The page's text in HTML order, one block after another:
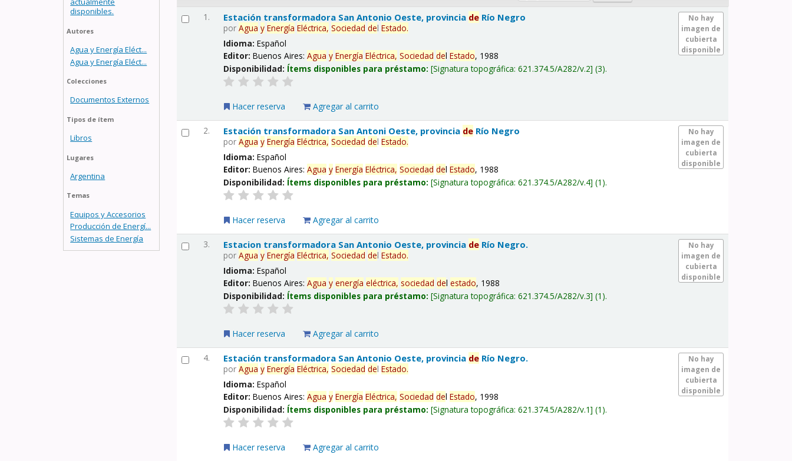
disponibles.
Autores
Agua y Energía Eléct...
Agua y Energía Eléct...
Colecciones
Documentos Externos
Tipos de ítem
Libros
Lugares
Argentina
Temas
Equipos y Accesorios
Producción de Energí...
Sistemas de Energía
1.
No hay
imagen de
cubierta
disponible
Estación transformadora San Antonio Oeste, provincia de Río Negro
porAgua y Energía Eléctrica, Sociedad delEstado.
Idioma:Español
Editor:Buenos Aires:Agua y Energía Eléctrica, Sociedad delEstado, 1988
Disponibilidad: Ítems disponibles para préstamo: Signatura topográfica:621.374.5/A282/v.2 (3).
Hacer reserva Agregar al carrito
2.
No hay
imagen de
cubierta
disponible
Estación transformadora San Antoni Oeste, provincia de Río Negro
porAgua y Energía Eléctrica, Sociedad delEstado.
Idioma:Español
Editor:Buenos Aires:Agua y Energía Eléctrica, Sociedad delEstado, 1988
Disponibilidad: Ítems disponibles para préstamo: Signatura topográfica:621.374.5/A282/v.4 (1).
Hacer reserva Agregar al carrito
3.
No hay
imagen de
cubierta
disponible
Estacion transformadora San Antonio Oeste, provincia de Río Negro.
porAgua y Energía Eléctrica, Sociedad delEstado.
Idioma:Español
Editor:Buenos Aires:Agua y energía eléctrica, sociedad delestado, 1988
Disponibilidad: Ítems disponibles para préstamo: Signatura topográfica:621.374.5/A282/v.3 (1).
Hacer reserva Agregar al carrito
4.
No hay
imagen de
cubierta
disponible
Estación transformadora San Antonio Oeste, provincia de Río Negro.
porAgua y Energía Eléctrica, Sociedad delEstado.
Idioma:Español
Editor:Buenos Aires:Agua y Energía Eléctrica, Sociedad delEstado, 1998
Disponibilidad: Ítems disponibles para préstamo: Signatura topográfica:621.374.5/A282/v.1 (1).
Hacer reserva Agregar al carrito